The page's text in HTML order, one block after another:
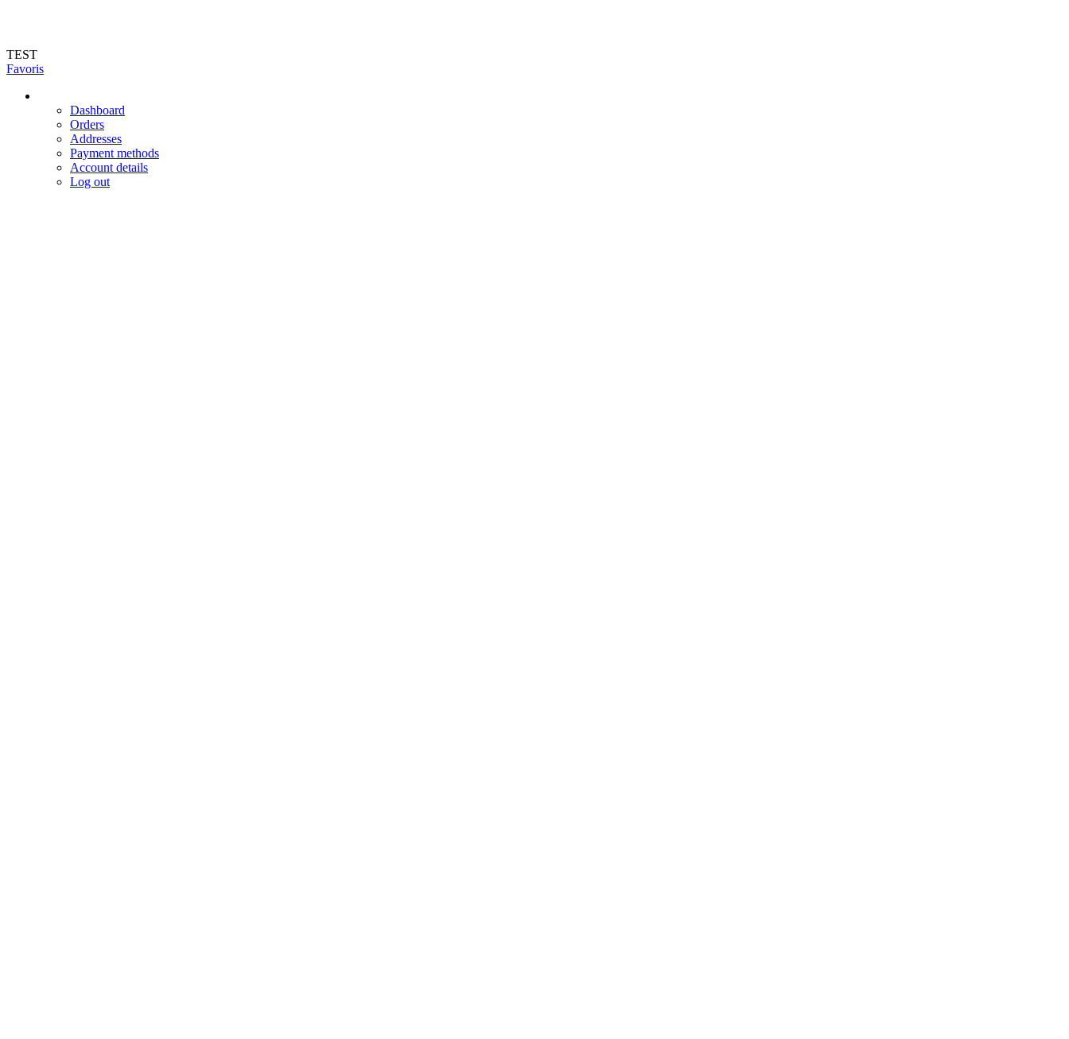
TEST
Favoris
Dashboard
Orders
Addresses
Payment methods
Account details
Log out